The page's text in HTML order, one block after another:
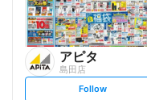
アピタ
島田店
s
Follow